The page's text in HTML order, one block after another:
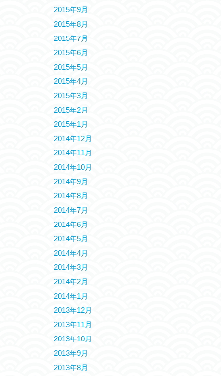
2015年9月
2015年8月
2015年7月
2015年6月
2015年5月
2015年4月
2015年3月
2015年2月
2015年1月
2014年12月
2014年11月
2014年10月
2014年9月
2014年8月
2014年7月
2014年6月
2014年5月
2014年4月
2014年3月
2014年2月
2014年1月
2013年12月
2013年11月
2013年10月
2013年9月
2013年8月